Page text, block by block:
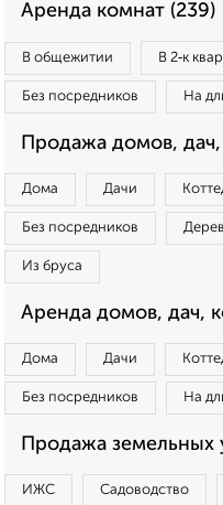
Аренда комнат (239)
В общежитии В 2‑к
Без посредников На
Продажа домов,
Дома Дачи
Без посредников
Из бруса
Аренда домов, дач,
Дома Дачи
Без посредников На
Продажа земельных
ИЖС Садоводство